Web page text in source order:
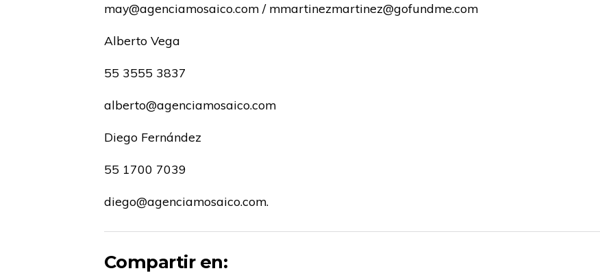
may@agenciamosaico.com / mmartinezmartinez@gofundme.com
Alberto Vega
55 3555 3837
alberto@agenciamosaico.com
Diego Fernández
55 1700 7039
diego@agenciamosaico.com.
Compartir en: